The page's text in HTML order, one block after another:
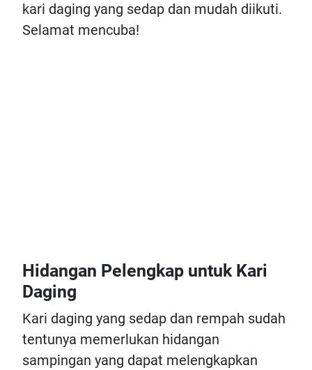
kari daging yang sedap dan mudah diikuti.
Selamat mencuba!
Hidangan Pelengkap untuk Kari
Daging
Kari daging yang sedap dan rempah sudah
tentunya memerlukan hidangan
sampingan yang dapat melengkapkan